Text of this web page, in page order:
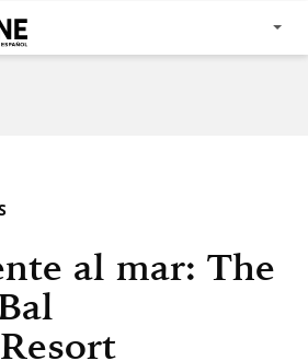
al mar: The